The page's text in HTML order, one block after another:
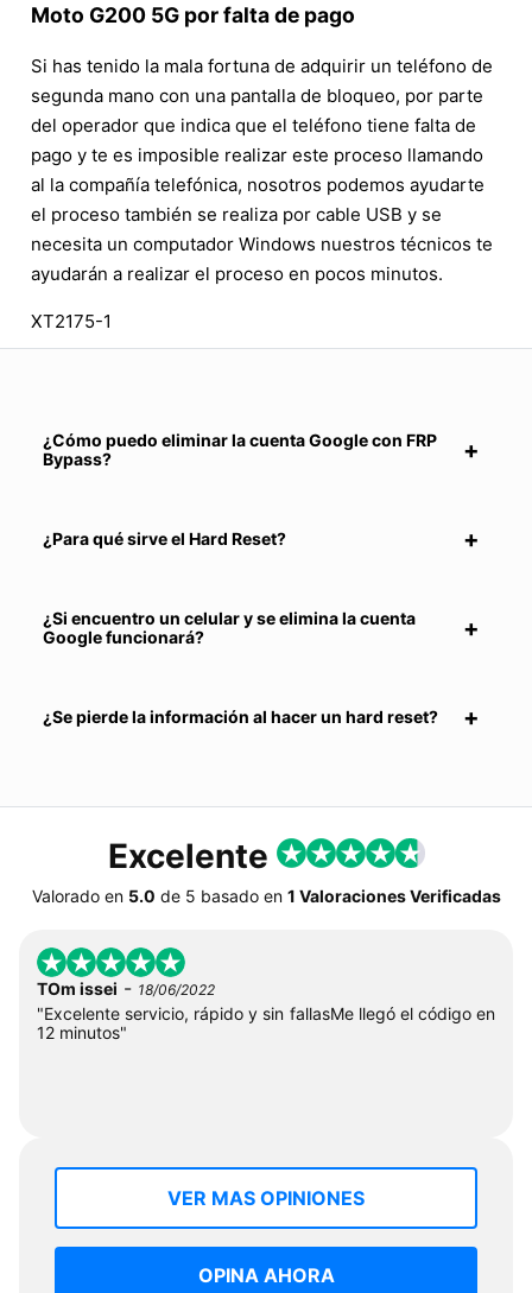
Moto G200 5G por falta de pago
Si has tenido la mala fortuna de adquirir un teléfono de
segunda mano con una pantalla de bloqueo, por parte
del operador que indica que el teléfono tiene falta de
pago y te es imposible realizar este proceso llamando
al la compañía telefónica, nosotros podemos ayudarte
el proceso también se realiza por cable USB y se
necesita un computador Windows nuestros técnicos te
ayudarán a realizar el proceso en pocos minutos.
XT2175-1
¿Cómo puedo eliminar la cuenta Google con FRP
Bypass?
¿Para qué sirve el Hard Reset?
¿Si encuentro un celular y se elimina la cuenta
Google funcionará?
¿Se pierde la información al hacer un hard reset?
Excelente
Valorado en 5.0 de 5 basado en 1 Valoraciones Verificadas
TOm issei - 18/06/2022
"Excelente servicio, rápido y sin fallasMe llegó el código en
12 minutos"
VER MAS OPINIONES
OPINA AHORA